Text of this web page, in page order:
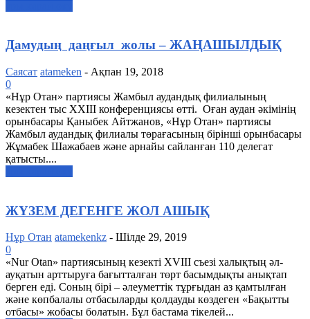
Дамудың даңғыл жолы – ЖАҢАШЫЛДЫҚ
Саясат atameken - Ақпан 19, 2018
0
«Нұр Отан» партиясы Жамбыл аудандық филиалының
кезектен тыс XXIII конференциясы өтті. Оған аудан әкімінің
орынбасары Қаныбек Айтжанов, «Нұр Отан» партиясы
Жамбыл аудандық филиалы төрағасының бірінші орынбасары
Жұмабек Шажабаев және арнайы сайланған 110 делегат
қатысты....
ЖҮЗЕМ ДЕГЕНГЕ ЖОЛ АШЫҚ
Нұр Отан atamekenkz - Шілде 29, 2019
0
«Nur Otan» партиясының кезекті XVIII съезі халықтың əл-
ауқатын арттыруға бағытталған төрт басымдықты анықтап
берген еді. Соның бірі – əлеуметтік тұрғыдан аз қамтылған
жəне көпбалалы отбасыларды қолдауды көздеген «Бақытты
отбасы» жобасы болатын. Бұл бастама тікелей...